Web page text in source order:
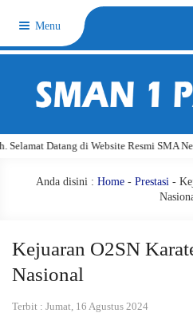
Menu
di Website Resmi SMA Negeri 1
Anda disini : Home- Prestasi-
Kejuaran O2SN
Nasional
Terbit : Jumat, 16 Agustus 2024